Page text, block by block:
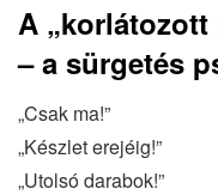
A „korlátozott
– a sürgetés
„Csak ma!”
„Készlet erejéig!”
„Utolsó darabok!”